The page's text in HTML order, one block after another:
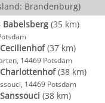
Brandenburg)
Babelsberg(35 km)
(37 km)
14469 Potsdam
(38 km)
14469 Potsdam
(38 km)